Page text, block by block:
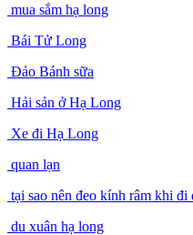
mua sắm hạ long
Bái Tử Long
Đảo Bánh sữa
Hải sản ở Hạ Long
Xe đi Hạ Long
quan lạn
tại sao nên đeo kính râm khi đi
du xuân hạ long